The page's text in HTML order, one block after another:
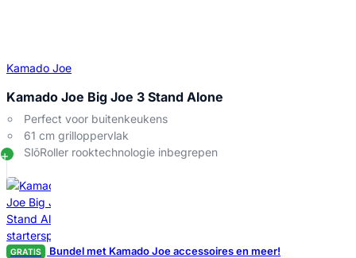
Kamado Joe
Kamado Joe Big Joe 3 Stand Alone
Perfect voor buitenkeukens
61 cm grilloppervlak
SlōRoller rooktechnologie inbegrepen
GRATIS Bundel met Kamado Joe accessoires en meer!